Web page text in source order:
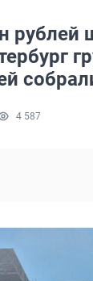
рублей
4 587